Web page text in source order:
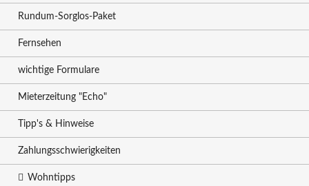
Rundum-Sorglos-Paket
Fernsehen
wichtige Formulare
Mieterzeitung "Echo"
Tipp's & Hinweise
Zahlungsschwierigkeiten
Wohntipps